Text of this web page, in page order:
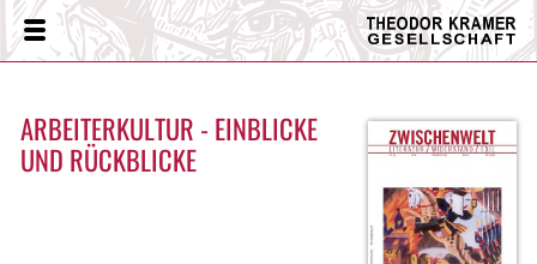
Theodor
Kramer
Menü
ARBEITERKULTUR - EINBLICKE
UND RÜCKBLICKE